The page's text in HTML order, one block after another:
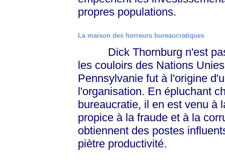
propres populations.
La maison des horreurs bureaucratiques
Dick Thornburg n'est pas
les couloirs des Nations
Pennsylvanie fut à l'origine
l'organisation. En épluchant
bureaucratie, il en est venu à
propice à la fraude et à la
obtiennent des postes
piètre productivité.